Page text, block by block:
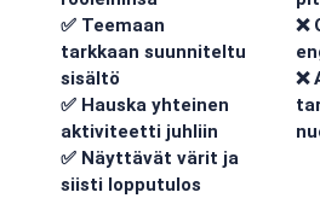
✅ Teemaan
tarkkaan suunniteltu
sisältö
✅ Hauska yhteinen
aktiviteetti juhliin
✅ Näyttävät värit ja
siisti lopputulos
❌
❌